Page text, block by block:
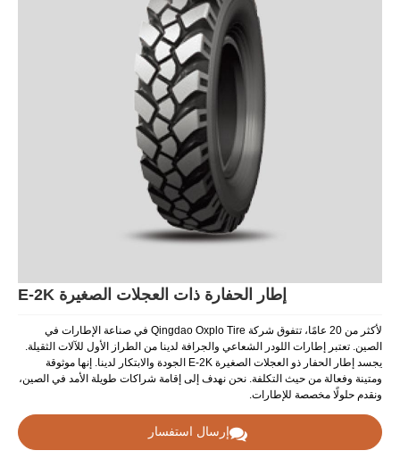
إطار الحفارة ذات العجلات الصغيرة E-2K
لأكثر من 20 عامًا، تتفوق شركة Qingdao Oxplo Tire في صناعة الإطارات في
الصين. تعتبر إطارات اللودر الشعاعي والجرافة لدينا من الطراز الأول للآلات الثقيلة.
يجسد إطار الحفار ذو العجلات الصغيرة E-2K الجودة والابتكار لدينا. إنها موثوقة
ومتينة وفعالة من حيث التكلفة. نحن نهدف إلى إقامة شراكات طويلة الأمد في الصين،
ونقدم حلولًا مخصصة للإطارات.
إرسال استفسار